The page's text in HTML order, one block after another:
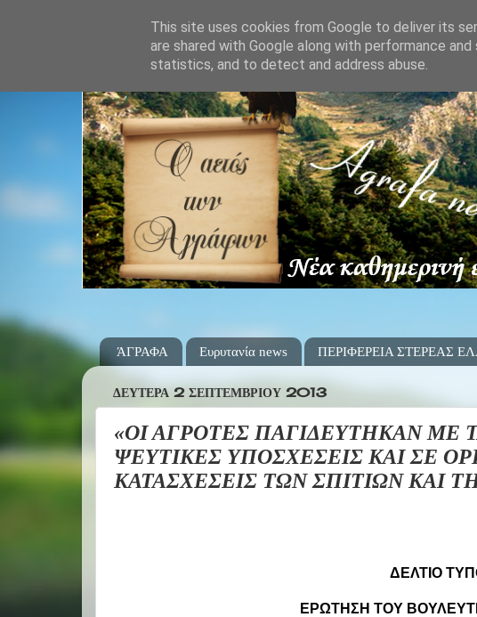
ΆΓΡΑΦΑ Ευρυτανία news ΠΕΡΙΦΕΡΕΙΑ ΣΤΕΡΕΑΣ
ΔΕΥΤΈΡΑ 2 ΣΕΠΤΕΜΒΡΊΟΥ 2013
«ΟΙ ΑΓΡΟΤΕΣ ΠΑΓΙΔΕΥΤΗΚΑΝ ΜΕ
ΨΕΥΤΙΚΕΣ ΥΠΟΣΧΕΣΕΙΣ ΚΑΙ ΣΕ
ΚΑΤΑΣΧΕΣΕΙΣ ΤΩΝ ΣΠΙΤΙΩΝ ΚΑΙ
ΔΕΛΤΙΟ
ΕΡΩΤΗΣΗ ΤΟΥ
This site uses cookies from Google to deliver its
are shared with Google along with performance
statistics, and to detect and address abuse.